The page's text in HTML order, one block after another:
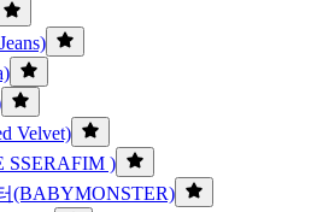
Velvet)
SSERAFIM )
(BABYMONSTER)